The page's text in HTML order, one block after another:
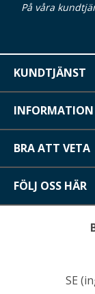
På våra
KUNDTJÄNST
INFORMATION
BRA ATT VETA
FÖLJ OSS HÄR
SE